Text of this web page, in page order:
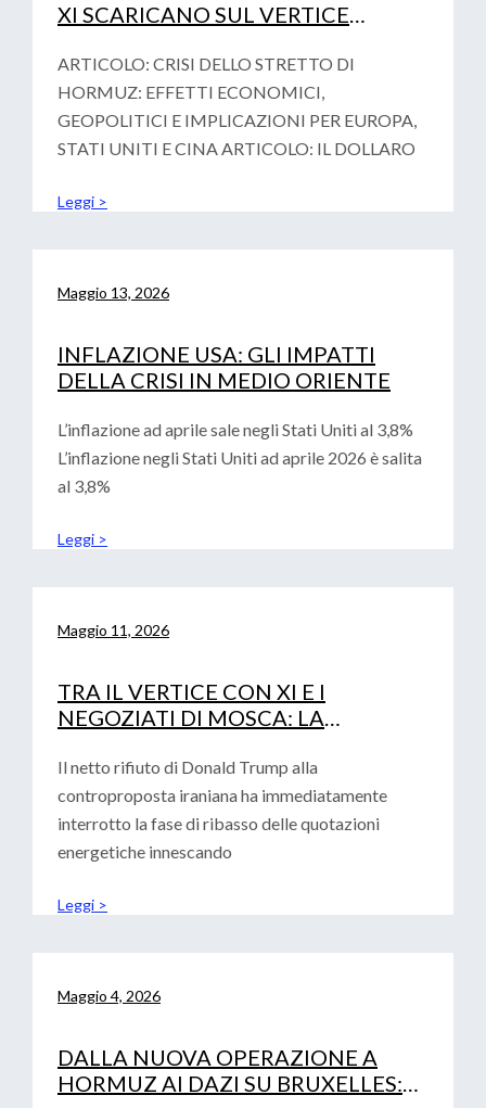
XI SCARICANO SUL VERTICE
VOTALITA’ GEOPOLITICA
ARTICOLO: CRISI DELLO STRETTO DI
HORMUZ: EFFETTI ECONOMICI,
GEOPOLITICI E IMPLICAZIONI PER EUROPA,
STATI UNITI E CINA ARTICOLO: IL DOLLARO
Leggi >
Maggio 13, 2026
INFLAZIONE USA: GLI IMPATTI
DELLA CRISI IN MEDIO ORIENTE
L’inflazione ad aprile sale negli Stati Uniti al 3,8%
L’inflazione negli Stati Uniti ad aprile 2026 è salita
al 3,8%
Leggi >
Maggio 11, 2026
TRA IL VERTICE CON XI E I
NEGOZIATI DI MOSCA: LA
PROVA DEI FATTI
Il netto rifiuto di Donald Trump alla
controproposta iraniana ha immediatamente
interrotto la fase di ribasso delle quotazioni
energetiche innescando
Leggi >
Maggio 4, 2026
DALLA NUOVA OPERAZIONE A
HORMUZ AI DAZI SU BRUXELLES: